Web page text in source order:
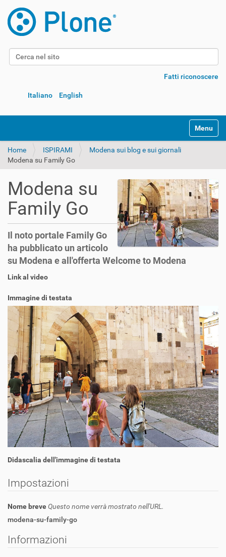
Cerca nel sito
Fatti riconoscere
Italiano English
Alterna
Home ISPIRAMI
Modena sui blog e sui giornali
Modena su Family Go
Modena su
Family Go
Il noto portale Family Go
ha pubblicato un articolo
su Modena e all'offerta Welcome to Modena
Link al video
Immagine di testata
Didascalia dell'immagine di testata
Impostazioni
Nome breveQuesto nome verrà mostrato nell'URL.
modena-su-family-go
Informazioni